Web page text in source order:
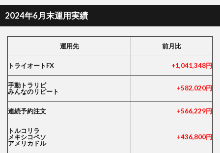
2024年6月末運用実績
運用先 前月比
トライオートFX +1,041,348円
手動トラリピ
みんなのリピート
+582,020円
連続予約注文 +566,229円
トルコリラ
メキシコペソ
アメリカドル
+436,800円